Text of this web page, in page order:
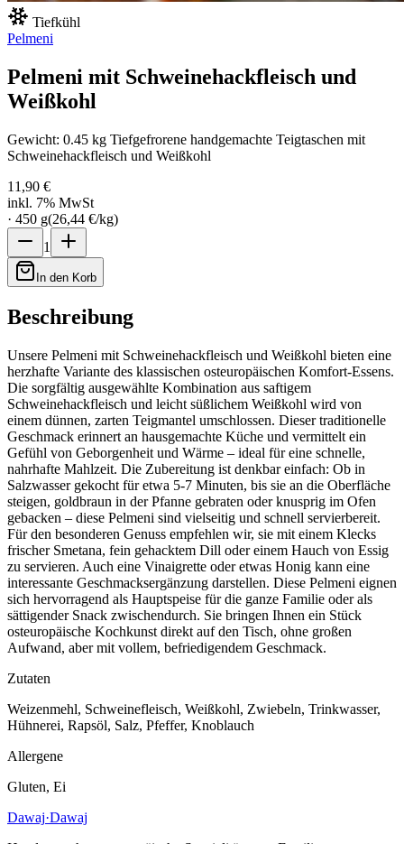
Tiefkühl
Pelmeni
Pelmeni mit Schweinehackfleisch und
Weißkohl
Gewicht: 0.45 kg Tiefgefrorene handgemachte Teigtaschen mit
Schweinehackfleisch und Weißkohl
11,90 €
inkl. 7% MwSt
· 450 g(26,44 €/kg)
1
In den Korb
Beschreibung
Unsere Pelmeni mit Schweinehackfleisch und Weißkohl bieten eine
herzhafte Variante des klassischen osteuropäischen Komfort-Essens.
Die sorgfältig ausgewählte Kombination aus saftigem
Schweinehackfleisch und leicht süßlichem Weißkohl wird von
einem dünnen, zarten Teigmantel umschlossen. Dieser traditionelle
Geschmack erinnert an hausgemachte Küche und vermittelt ein
Gefühl von Geborgenheit und Wärme – ideal für eine schnelle,
nahrhafte Mahlzeit. Die Zubereitung ist denkbar einfach: Ob in
Salzwasser gekocht für etwa 5-7 Minuten, bis sie an die Oberfläche
steigen, goldbraun in der Pfanne gebraten oder knusprig im Ofen
gebacken – diese Pelmeni sind vielseitig und schnell servierbereit.
Für den besonderen Genuss empfehlen wir, sie mit einem Klecks
frischer Smetana, fein gehacktem Dill oder einem Hauch von Essig
zu servieren. Auch eine Vinaigrette oder etwas Honig kann eine
interessante Geschmacksergänzung darstellen. Diese Pelmeni eignen
sich hervorragend als Hauptspeise für die ganze Familie oder als
sättigender Snack zwischendurch. Sie bringen Ihnen ein Stück
osteuropäische Kochkunst direkt auf den Tisch, ohne großen
Aufwand, aber mit vollem, befriedigendem Geschmack.
Zutaten
Weizenmehl, Schweinefleisch, Weißkohl, Zwiebeln, Trinkwasser,
Hühnerei, Rapsöl, Salz, Pfeffer, Knoblauch
Allergene
Gluten, Ei
Dawaj·Dawaj